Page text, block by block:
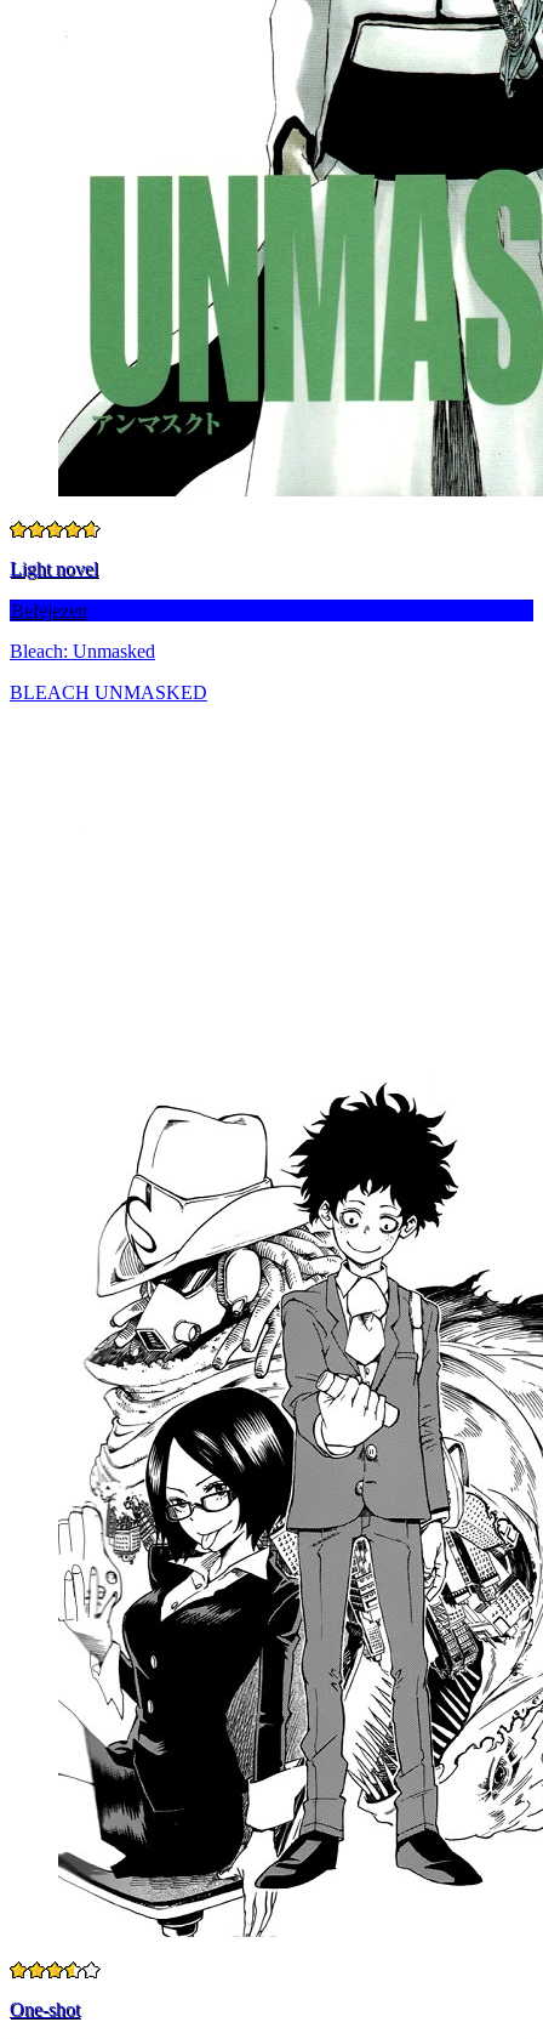
Light novel
Befejezett
Bleach: Unmasked
BLEACH UNMASKED
One-shot